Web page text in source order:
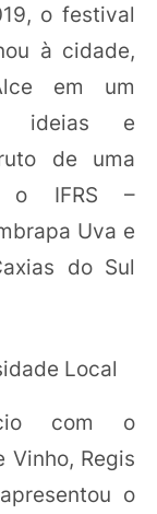
o festival
à cidade,
em um
ideias e
de uma
o IFRS –
Uva e
do Sul
Local
com o
Vinho, Regis
o